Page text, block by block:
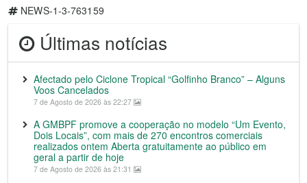
NEWS-1-3-763159
Últimas notícias
Afectado pelo Ciclone Tropical “Golfinho Branco” – Alguns
Voos Cancelados
7 de Agosto de 2026 às 22:27
A GMBPF promove a cooperação no modelo “Um Evento,
Dois Locais”, com mais de 270 encontros comerciais
realizados ontem Aberta gratuitamente ao público em
geral a partir de hoje
7 de Agosto de 2026 às 21:31